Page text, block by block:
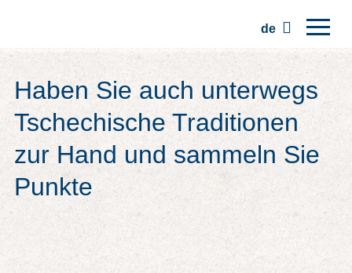
de
Regionen
Traditionen
Ausflüge
Kommunität
Haben Sie auch unterwegs
Tschechische Traditionen
zur Hand und sammeln Sie
Punkte